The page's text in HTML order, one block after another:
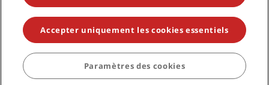
RÉSERVER
© 2026 Radisson Hotel Group.Tous droits réservés. RHG Radisson
Hotel Group, Radisson, Radisson RED, Radisson Blu, Radisson Collection,
Radisson Individuals, Park Plaza, Park Inn, Country Inn & Suites, Prize by
Radisson, Radisson Rewards, et Radisson Meetings sont des marques
déposées de Radisson Hotel Group.
Accepter uniquement les cookies essentiels
Paramètres des cookies